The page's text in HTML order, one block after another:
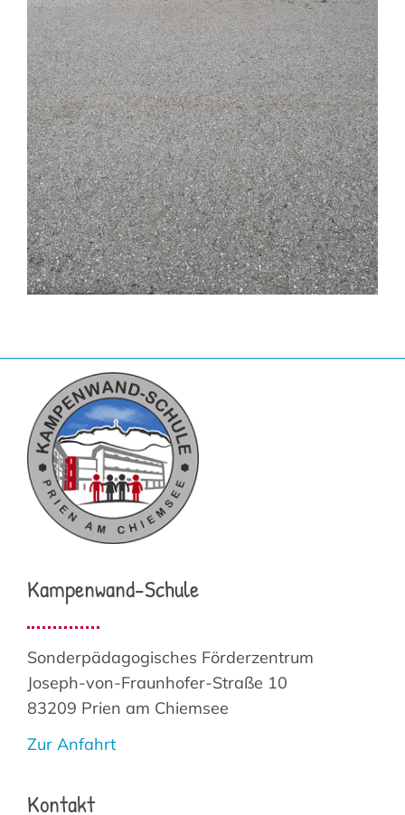
Kampenwand-Schule
Sonderpädagogisches Förderzentrum
Joseph-von-Fraunhofer-Straße 10
83209 Prien am Chiemsee
Zur Anfahrt
Kontakt